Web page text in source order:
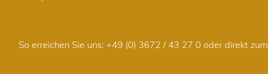
So erreichen Sie uns: +49 (0) 3672 / 43 27 0 oder direkt zum